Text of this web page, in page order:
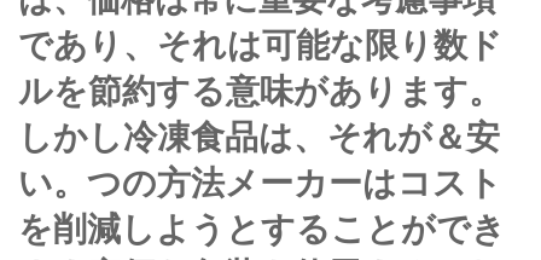
であり、それは可能な限り数ド
ルを節約する意味があります。
しかし冷凍食品は、それが＆安
い。つの方法メーカーはコスト
を削減しようとすることができ